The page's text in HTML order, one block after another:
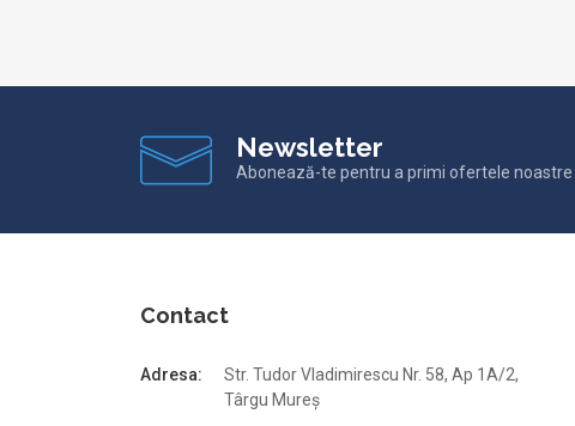
Newsletter
Abonează-te pentru a primi ofertele noastre
Contact
Adresa:
Str. Tudor Vladimirescu Nr. 58, Ap 1A/2,
Târgu Mureș